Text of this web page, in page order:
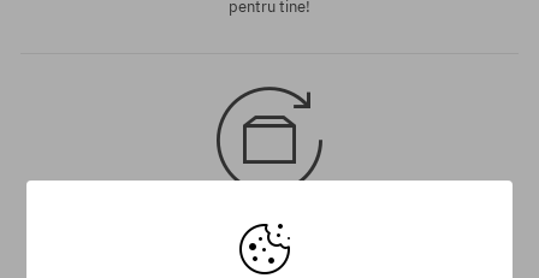
pentru tine!
30 zile pentru returnarea mărfii